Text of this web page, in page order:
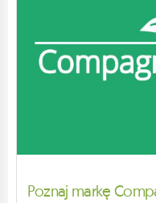
Poznaj markę